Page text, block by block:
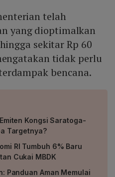
telah
yang dioptimalkan
sekitar Rp 60
tidak perlu
bencana.
Kongsi Saratoga-
Targetnya?
RI Tumbuh 6% Baru
Cukai MBDK
Panduan Aman Memulai